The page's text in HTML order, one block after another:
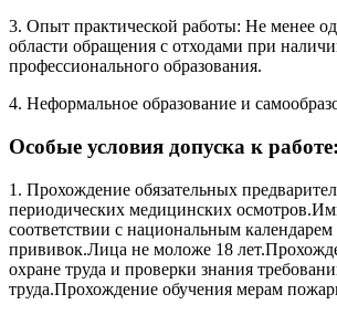
3. Опыт практической работы: Не менее
области обращения с отходами при
профессионального образования.
4. Неформальное образование и
Особые условия допуска к работе:
1. Прохождение обязательных
периодических медицинских
соответствии с национальным
прививок.Лица не моложе 18
охране труда и проверки знания
труда.Прохождение обучения мерам